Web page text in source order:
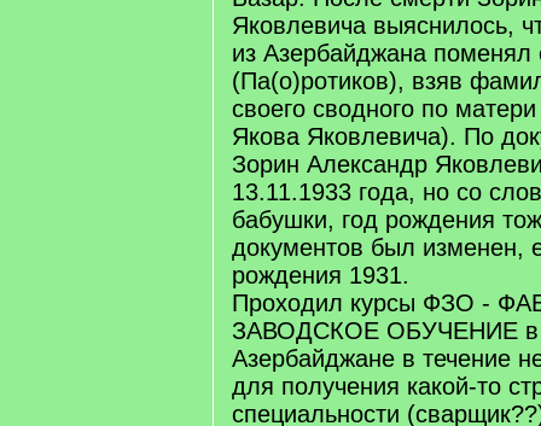
Яковлевича выяснилось,
из Азербайджана
(Па(о)ротиков), взяв
своего сводного по
Якова Яковлевича). По
Зорин Александр
13.11.1933 года, но со
бабушки, год рождения
документов был изменен,
рождения 1931.
Проходил курсы ФЗО -
ЗАВОДСКОЕ ОБУЧЕНИЕ в
Азербайджане в течение
для получения какой-то
специальности